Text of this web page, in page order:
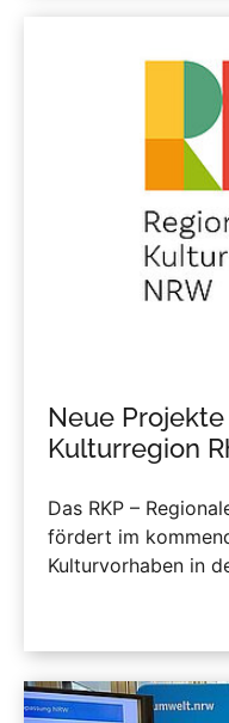
Neue
Kulturregion
Das RKP –
fördert im
Kulturvorhaben in